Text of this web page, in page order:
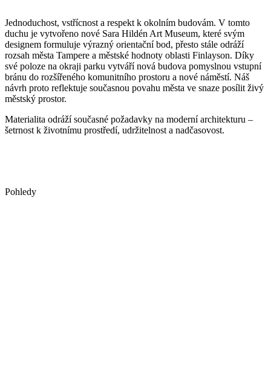
Jednoduchost, vstřícnost a respekt k okolním budovám. V tomto
duchu je vytvořeno nové Sara Hildén Art Museum, které svým
designem formuluje výrazný orientační bod, přesto stále odráží
rozsah města Tampere a městské hodnoty oblasti Finlayson. Díky
své poloze na okraji parku vytváří nová budova pomyslnou vstupní
bránu do rozšířeného komunitního prostoru a nové náměstí. Náš
návrh proto reflektuje současnou povahu města ve snaze posílit živý
městský prostor.
Materialita odráží současné požadavky na moderní architekturu –
šetrnost k životnímu prostředí, udržitelnost a nadčasovost.
Pohledy